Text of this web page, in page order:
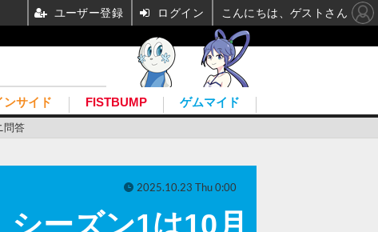
問答
ンサイド FISTBUMP ゲムマイド
ーズン1は10月
2025.10.23 Thu 0:00
ユーザー登録 ログイン こんにちは、ゲストさん